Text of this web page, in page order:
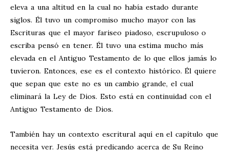
eleva a una altitud en la cual no había estado durante
siglos. Él tuvo un compromiso mucho mayor con las
Escrituras que el mayor fariseo piadoso, escrupuloso o
escriba pensó en tener. Él tuvo una estima mucho más
elevada en el Antiguo Testamento de lo que ellos jamás lo
tuvieron. Entonces, ese es el contexto histórico. Él quiere
que sepan que este no es un cambio grande, el cual
eliminará la Ley de Dios. Esto está en continuidad con el
Antiguo Testamento de Dios.
También hay un contexto escritural aquí en el capítulo que
necesita ver. Jesús está predicando acerca de Su Reino